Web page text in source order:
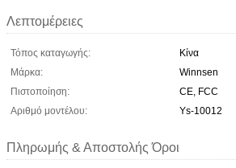
Λεπτομέρειες
Τόπος καταγωγής:
Κίνα
Μάρκα:
Winnsen
Πιστοποίηση:
CE, FCC
Αριθμό μοντέλου:
Ys-10012
Πληρωμής & Αποστολής Όροι